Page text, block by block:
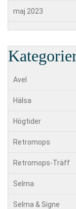
maj 2023
Avel
Hälsa
Högtider
Retromops
Retromops-Träff
Selma
Selma & Signe